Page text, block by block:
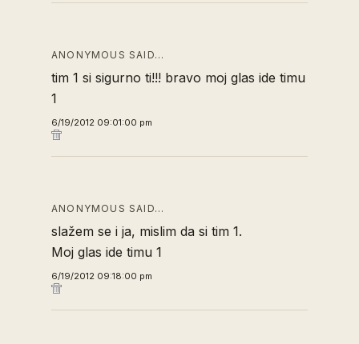
ANONYMOUS SAID…
tim 1 si sigurno ti!!! bravo moj glas ide timu
1
6/19/2012 09:01:00 pm
ANONYMOUS SAID…
slažem se i ja, mislim da si tim 1.
Moj glas ide timu 1
6/19/2012 09:18:00 pm